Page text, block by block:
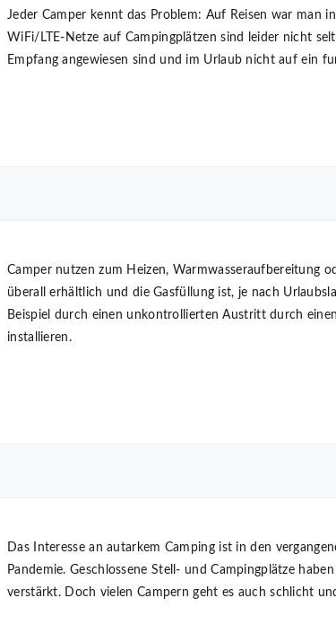
Jeder Camper kennt das Problem: Auf Reisen war man
WiFi/LTE-Netze auf Campingplätzen sind leider nicht
Empfang angewiesen sind und im Urlaub nicht auf ein
Camper nutzen zum Heizen, Warmwasseraufbereitung
überall erhältlich und die Gasfüllung ist, je nach
Beispiel durch einen unkontrollierten Austritt durch
installieren.
Das Interesse an autarkem Camping ist in den
Pandemie. Geschlossene Stell- und Campingplätze
verstärkt. Doch vielen Campern geht es auch schlicht